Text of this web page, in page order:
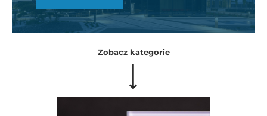
Zobacz kategorie